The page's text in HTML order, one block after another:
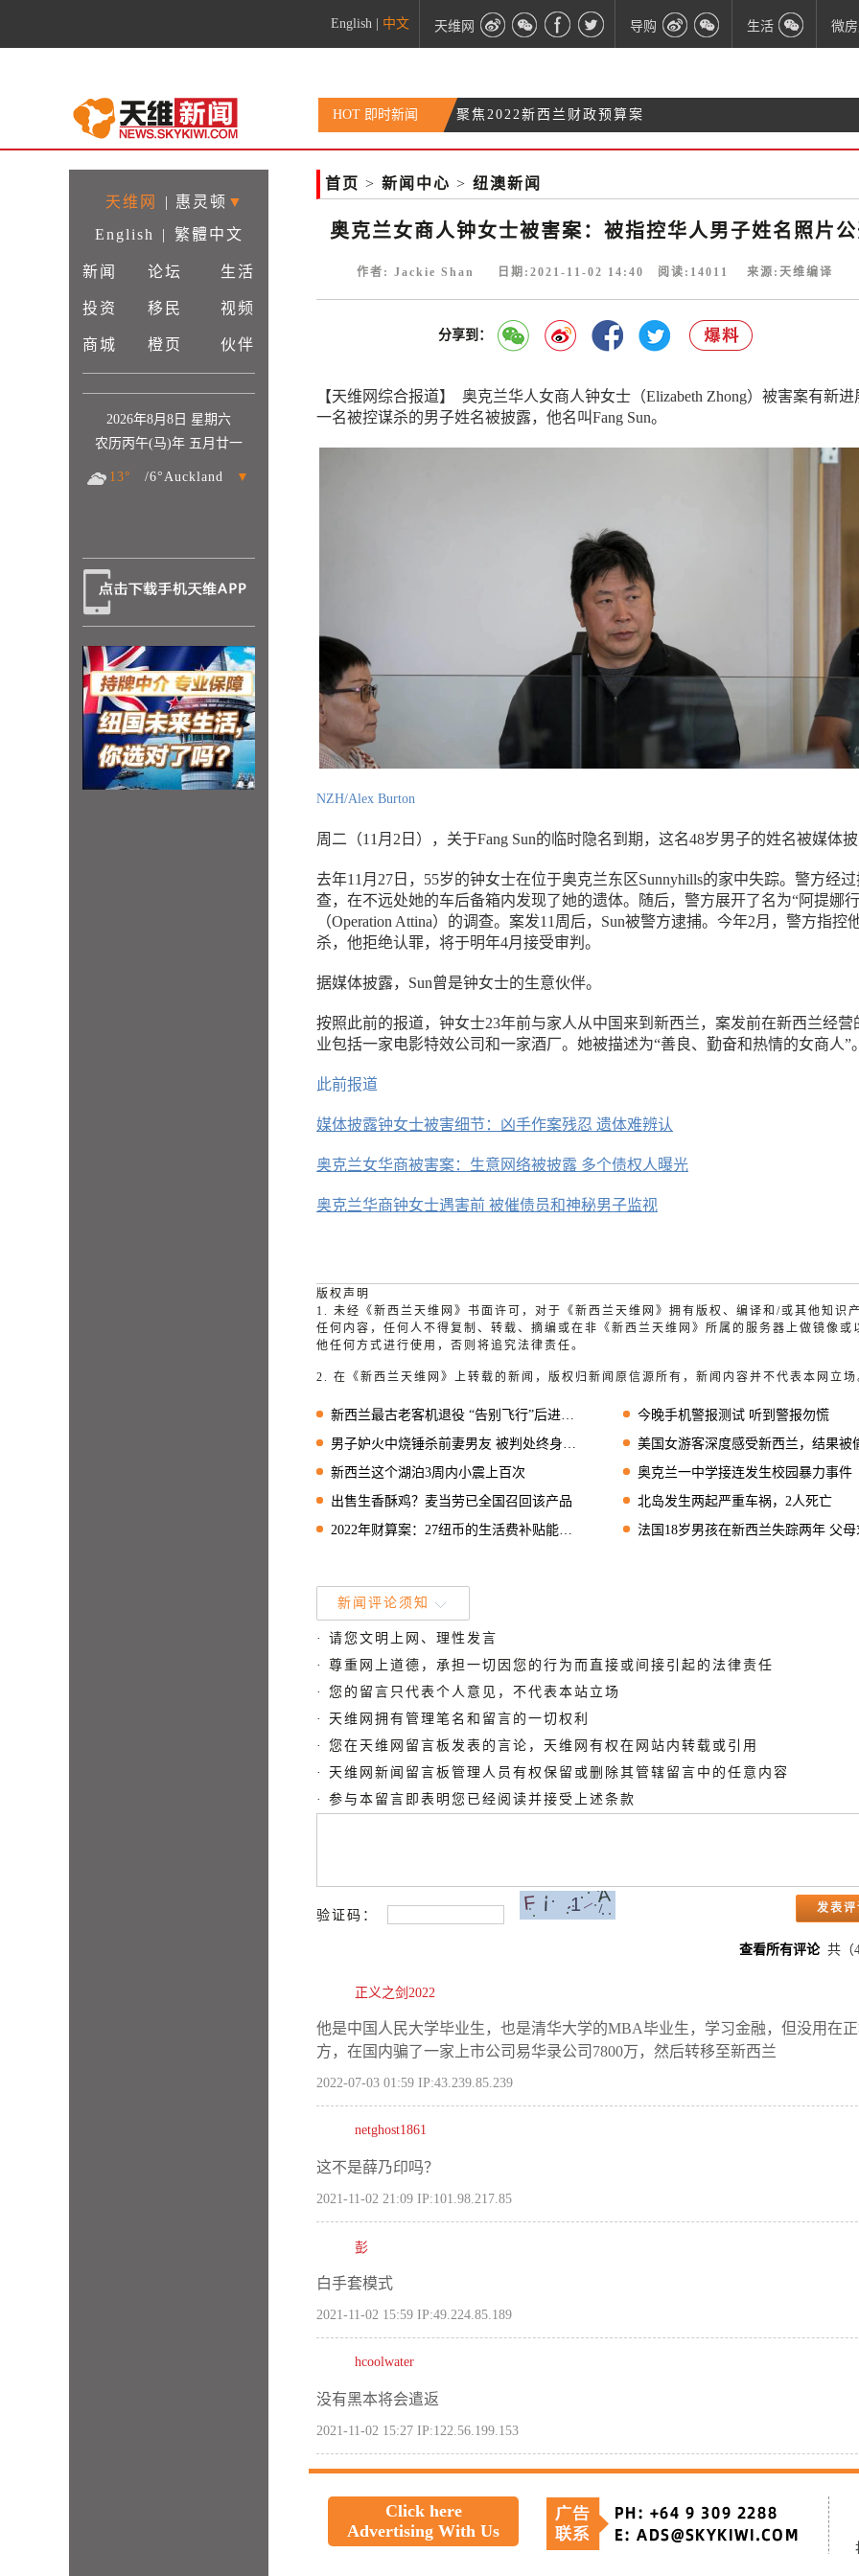
English 中文 天维网 导购 生活 微
HOT 即时新闻
聚焦2022新西兰财政预算案
2022财算案要点一览：卫生成最大赢家 将群发红包
天维网 | 惠灵顿 ▼
English
| 繁體中文
新闻 论坛 生活
投资 移民 视频
商城 橙页 伙伴
2026年8月8日 星期六
农历丙午(马)年 五月廿一
13° /6°Auckland ▼
首页 > 新闻中心 > 纽澳新闻
奥克兰女商人钟女士被害案：被指控华人男子姓名照片
作者: Jackie Shan 日期:2021-11-02 14:40 阅读: 14011 来源:天维编译
分享到：
【天维网综合报道】 奥克兰华人女商人钟女士（Elizabeth Zhong）被害案有新进
一名被控谋杀的男子姓名被披露，他名叫Fang Sun。
NZH/Alex Burton
周二（11月2日），关于Fang Sun的临时隐名到期，这名48岁男子的姓名被媒体披
去年11月27日，55岁的钟女士在位于奥克兰东区Sunnyhills的家中失踪。警方经过
查，在不远处她的车后备箱内发现了她的遗体。随后，警方展开了名为“阿提娜
（Operation Attina）的调查。案发11周后，Sun被警方逮捕。今年2月，警方指控
杀，他拒绝认罪，将于明年4月接受审判。
据媒体披露，Sun曾是钟女士的生意伙伴。
按照此前的报道，钟女士23年前与家人从中国来到新西兰，案发前在新西兰经营
业包括一家电影特效公司和一家酒厂。她被描述为“善良、勤奋和热情的女商人”。
此前报道
媒体披露钟女士被害细节：凶手作案残忍 遗体难辨认
奥克兰女华商被害案：生意网络被披露 多个债权人曝光
奥克兰华商钟女士遇害前 被催债员和神秘男子监视
版权声明
1. 未经《新西兰天维网》书面许可，对于《新西兰天维网》拥有版权、编译和/或其他知识
任何内容，任何人不得复制、转载、摘编或在非《新西兰天维网》所属的服务器上做镜像或
他任何方式进行使用，否则将追究法律责任。
2. 在《新西兰天维网》上转载的新闻，版权归新闻原信源所有，新闻内容并不代表本网立场
新西兰最古老客机退役 “告别飞行”后进博物馆
今晚手机警报测试 听到警报勿慌
男子妒火中烧锤杀前妻男友 被判处终身监禁
美国女游客深度感受新西兰，结果被偷走全部物
新西兰这个湖泊3周内小震上百次
奥克兰一中学接连发生校园暴力事件
出售生香酥鸡？麦当劳已全国召回该产品
北岛发生两起严重车祸，2人死亡
2022年财算案：27纽币的生活费补贴能买些什么？
法国18岁男孩在新西兰失踪两年 父母求
新闻评论须知
· 请您文明上网、理性发言
· 尊重网上道德，承担一切因您的行为而直接或间接引起的法律责任
· 您的留言只代表个人意见，不代表本站立场
· 天维网拥有管理笔名和留言的一切权利
· 您在天维网留言板发表的言论，天维网有权在网站内转载或引用
· 天维网新闻留言板管理人员有权保留或删除其管辖留言中的任意内容
· 参与本留言即表明您已经阅读并接受上述条款
验证码：
查看所有评论共（
正义之剑2022
他是中国人民大学毕业生，也是清华大学的MBA毕业生，学习金融，但没用在
方，在国内骗了一家上市公司易华录公司7800万，然后转移至新西兰
2022-07-03 01:59 IP:43.239.85.239
netghost1861
这不是薛乃印吗？
2021-11-02 21:09 IP:101.98.217.85
彭
白手套模式
2021-11-02 15:59 IP:49.224.85.189
hcoolwater
没有黑本将会遣返
2021-11-02 15:27 IP:122.56.199.153
Click here
Advertising With Us